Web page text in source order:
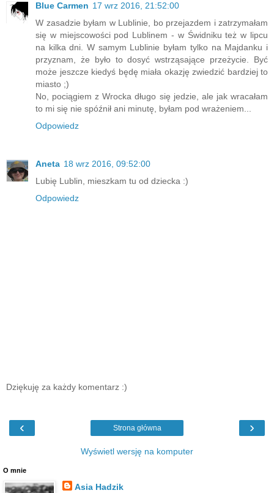
Blue Carmen 17 wrz 2016, 21:52:00
W zasadzie byłam w Lublinie, bo przejazdem i zatrzymałam
się w miejscowości pod Lublinem - w Świdniku też w lipcu
na kilka dni. W samym Lublinie byłam tylko na Majdanku i
przyznam, że było to dosyć wstrząsające przeżycie. Być
może jeszcze kiedyś będę miała okazję zwiedzić bardziej to
miasto ;)
No, pociągiem z Wrocka długo się jedzie, ale jak wracałam
to mi się nie spóźnił ani minutę, byłam pod wrażeniem...
Odpowiedz
Aneta 18 wrz 2016, 09:52:00
Lubię Lublin, mieszkam tu od dziecka :)
Odpowiedz
Dziękuję za każdy komentarz :)
‹ ›
Strona główna
Wyświetl wersję na komputer
O mnie
Asia Hadzik